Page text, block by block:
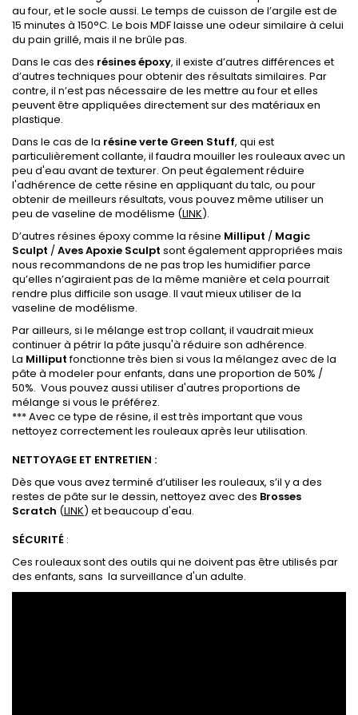
au four, et le socle aussi. Le temps de cuisson de l’argile est de
15 minutes à 150°C. Le bois MDF laisse une odeur similaire à celui
du pain grillé, mais il ne brûle pas.
Dans le cas des résines époxy, il existe d’autres différences et
d’autres techniques pour obtenir des résultats similaires. Par
contre, il n’est pas nécessaire de les mettre au four et elles
peuvent être appliquées directement sur des matériaux en
plastique.
Dans le cas de la résine verte Green Stuff, qui est
particulièrement collante, il faudra mouiller les rouleaux avec un
peu d'eau avant de texturer. On peut également réduire
l'adhérence de cette résine en appliquant du talc, ou pour
obtenir de meilleurs résultats, vous pouvez même utiliser un
peu de vaseline de modélisme (LINK).
D’autres résines époxy comme la résine Milliput / Magic
Sculpt /Aves Apoxie Sculpt sont également appropriées mais
nous recommandons de ne pas trop les humidifier parce
qu’elles n’agiraient pas de la même manière et cela pourrait
rendre plus difficile son usage. Il vaut mieux utiliser de la
vaseline de modélisme.
Par ailleurs, si le mélange est trop collant, il vaudrait mieux
continuer à pétrir la pâte jusqu'à réduire son adhérence.
La Milliputfonctionne très bien si vous la mélangez avec de la
pâte à modeler pour enfants, dans une proportion de 50% /
50%. Vous pouvez aussi utiliser d'autres proportions de
mélange si vous le préférez.
*** Avec ce type de résine, il est très important que vous
nettoyez correctement les rouleaux après leur utilisation.
NETTOYAGE ET ENTRETIEN :
Dès que vous avez terminé d’utiliser les rouleaux, s’il y a des
restes de pâte sur le dessin, nettoyez avec des Brosses
Scratch (LINK) et beaucoup d'eau.
SÉCURITÉ :
Ces rouleaux sont des outils qui ne doivent pas être utilisés par
des enfants, sans la surveillance d'un adulte.